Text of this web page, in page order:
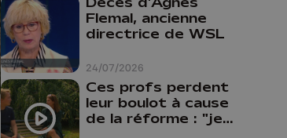
24/07/2026
Flemal, ancienne
directrice de WSL
Ces profs perdent
leur boulot à cause
de la réforme : "je